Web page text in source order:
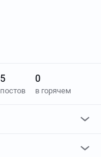
5
постов
0
в горячем